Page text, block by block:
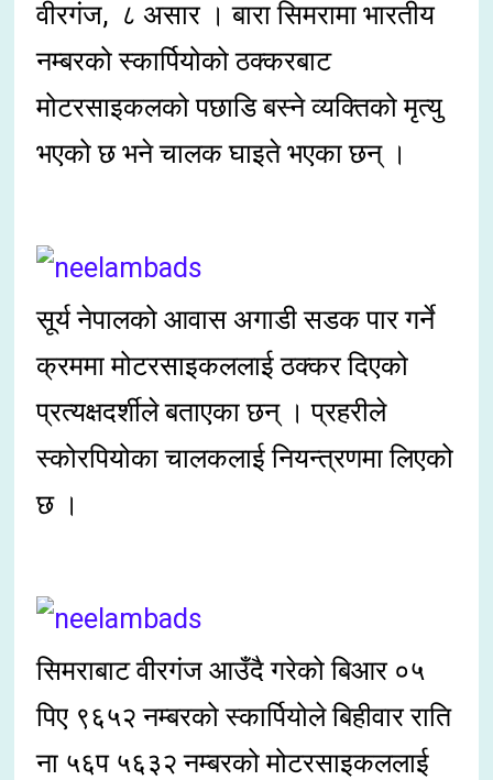
वीरगंज, ८ असार । बारा सिमरामा भारतीय
नम्बरको स्कार्पियोको ठक्करबाट
मोटरसाइकलको पछाडि बस्ने व्यक्तिको मृत्यु
भएको छ भने चालक घाइते भएका छन् ।
सूर्य नेपालको आवास अगाडी सडक पार गर्ने
क्रममा मोटरसाइकललाई ठक्कर दिएको
प्रत्यक्षदर्शीले बताएका छन् । प्रहरीले
स्कोरपियोका चालकलाई नियन्त्रणमा लिएको
छ ।
सिमराबाट वीरगंज आउँदै गरेको बिआर ०५
पिए ९६५२ नम्बरको स्कार्पियोले बिहीवार राति
ना ५६प ५६३२ नम्बरको मोटरसाइकललाई